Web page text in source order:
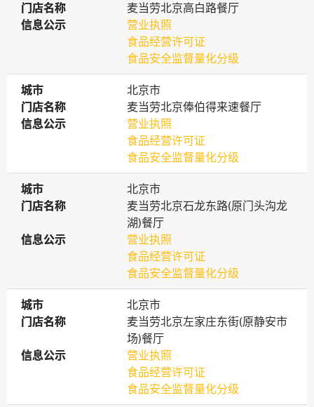
门店名称
门店名称
麦当劳北京高白路餐厅
信息公示
信息公示
营业执照
食品经营许可证
食品安全监督量化分级
城市
城市
北京市
门店名称
门店名称
麦当劳北京俸伯得来速餐厅
信息公示
信息公示
营业执照
食品经营许可证
食品安全监督量化分级
城市
城市
北京市
门店名称
门店名称
麦当劳北京石龙东路(原门头沟龙
湖)餐厅
信息公示
信息公示
营业执照
食品经营许可证
食品安全监督量化分级
城市
城市
北京市
门店名称
门店名称
麦当劳北京左家庄东街(原静安市
场)餐厅
信息公示
信息公示
营业执照
食品经营许可证
食品安全监督量化分级